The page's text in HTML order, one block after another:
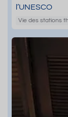
l’UNESCO
Vie des stations